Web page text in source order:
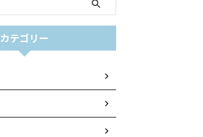
カテゴリー